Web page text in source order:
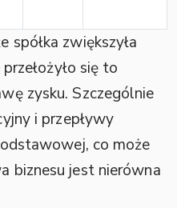
spółka zwiększyła
się to
zysku. Szczególnie
i przepływy
co może
biznesu jest nierówna